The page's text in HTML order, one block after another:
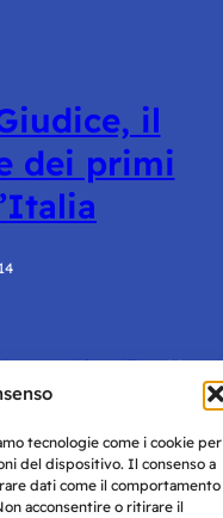
tecnologie come i cookie per
del dispositivo. Il consenso a
dati come il comportamento
acconsentire o ritirare il
il
dei primi
1 … 46 47 48